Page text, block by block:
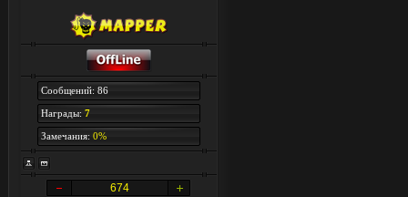
Сообщений: 86
Награды: 7
Замечания: 0%
674